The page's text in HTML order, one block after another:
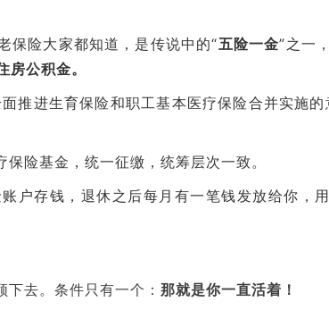
保险大家都知道，是传说中的“五险一金”之一
公积金。
推进生育保险和职工基本医疗保险合并实施的
险基金，统一征缴，统筹层次一致。
户存钱，退休之后每月有一笔钱发放给你，
去。条件只有一个： 那就是你一直活着！